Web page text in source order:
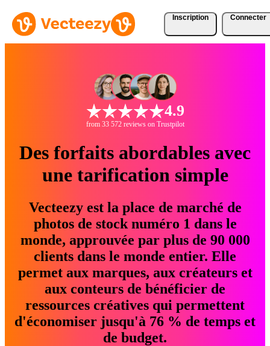
Inscription Connecter
4.9
from 33 572 reviews on Trustpilot
Des forfaits abordables avec
une tarification simple
Vecteezy est la place de marché de
photos de stock numéro 1 dans le
monde, approuvée par plus de 90 000
clients dans le monde entier. Elle
permet aux marques, aux créateurs et
aux conteurs de bénéficier de
ressources créatives qui permettent
d'économiser jusqu'à 76 % de temps et
de budget.